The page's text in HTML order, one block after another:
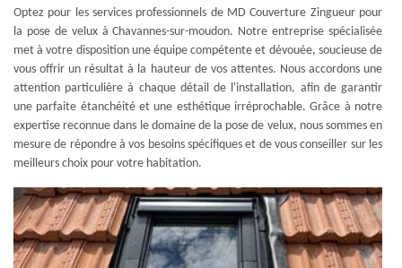
Optez pour les services professionnels de MD Couverture Zingueur pour
la pose de velux à Chavannes-sur-moudon. Notre entreprise spécialisée
met à votre disposition une équipe compétente et dévouée, soucieuse de
vous offrir un résultat à la hauteur de vos attentes. Nous accordons une
attention particulière à chaque détail de l'installation, afin de garantir
une parfaite étanchéité et une esthétique irréprochable. Grâce à notre
expertise reconnue dans le domaine de la pose de velux, nous sommes en
mesure de répondre à vos besoins spécifiques et de vous conseiller sur les
meilleurs choix pour votre habitation.